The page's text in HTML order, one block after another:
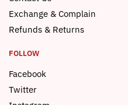
Exchange & Complain
Refunds & Returns
FOLLOW
Facebook
Twitter